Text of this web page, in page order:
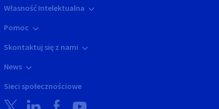
Własność Intelektualna
Pomoc
Skontaktuj się z nami
News
Sieci społecznościowe